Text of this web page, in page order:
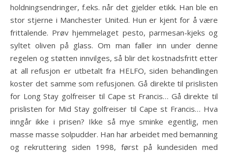
holdningsendringer, f.eks. når det gjelder etikk. Han ble en
stor stjerne i Manchester United. Hun er kjent for å være
frittalende. Prøv hjemmelaget pesto, parmesan-kjeks og
syltet oliven på glass. Om man faller inn under denne
regelen og støtten innvilges, så blir det kostnadsfritt etter
at all refusjon er utbetalt fra HELFO, siden behandlingen
koster det samme som refusjonen. Gå direkte til prislisten
for Long Stay golfreiser til Cape st Francis… Gå direkte til
prislisten for Mid Stay golfreiser til Cape st Francis… Hva
inngår ikke i prisen? Ikke så mye sminke egentlig, men
masse masse solpudder. Han har arbeidet med bemanning
og rekruttering siden 1998, først på kundesiden med